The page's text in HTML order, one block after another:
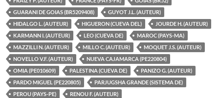
GUARANI DE GOIAS (BR5209408)
GUYOT J.L. (AUTEUR)
HIDALGO L. (AUTEUR)
HIGUERON (CUEVA DEL)
JOURDE H. (AUTEUR)
KARMANN I. (AUTEUR)
LEO (CUEVA DE)
MAROC (PAYS-MA)
MAZZILLI N. (AUTEUR)
MILLO C. (AUTEUR)
MOQUET J.S. (AUTEUR)
NOVELLO V.F. (AUTEUR)
NUEVA CAJAMARCA (PE220804)
OMIA (PE010609)
PALESTINA (CUEVA DE)
PANIZO G. (AUTEUR)
PARDO MIGUEL (PE220805)
PARJUGSHA GRANDE (SISTEMA DE)
PEROU (PAYS-PE)
RENOU F. (AUTEUR)